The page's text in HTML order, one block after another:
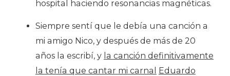
hospital haciendo resonancias magnéticas.
Siempre sentí que le debía una canción a
mi amigo Nico, y después de más de 20
años la escribí, y la canción definitivamente
la tenía que cantar mi carnal
Eduardo